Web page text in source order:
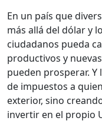
En un país que
más allá del dólar y
ciudadanos pueda
productivos y
pueden prosperar.
de impuestos a
exterior, sino
invertir en el propio